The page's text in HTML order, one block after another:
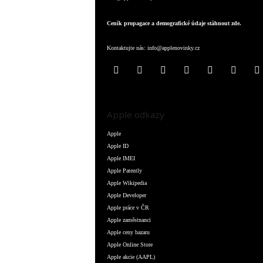
Ceník propagace a demografické údaje stáhnout zde.
Kontaktujte nás: info@applenovinky.cz
Apple odkazy
Apple
Apple ID
Apple IMEI
Apple Patently
Apple Wikipedia
Apple Developer
Apple práce v ČR
Apple zaměstnanci
Apple ceny bazaru
Apple Online Store
Apple akcie (AAPL)